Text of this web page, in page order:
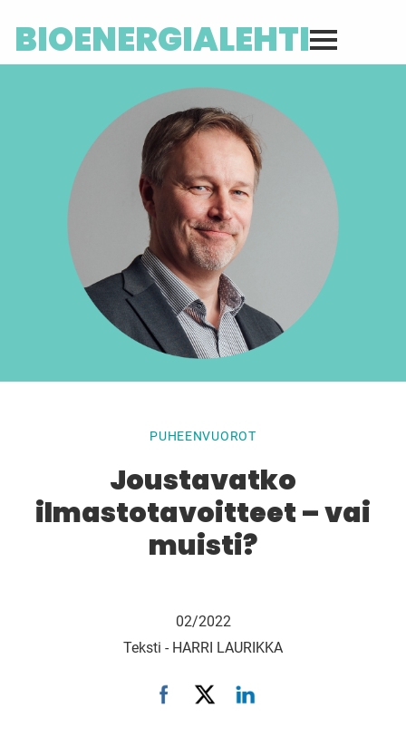
BIOENERGIALEHTI
PUHEENVUOROT
Joustavatko
ilmastotavoitteet – vai
muisti?
02/2022
Teksti - HARRI LAURIKKA